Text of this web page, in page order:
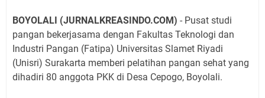
BOYOLALI (JURNALKREASINDO.COM) - Pusat studi
pangan bekerjasama dengan Fakultas Teknologi dan
Industri Pangan (Fatipa) Universitas Slamet Riyadi
(Unisri) Surakarta memberi pelatihan pangan sehat yang
dihadiri 80 anggota PKK di Desa Cepogo, Boyolali.